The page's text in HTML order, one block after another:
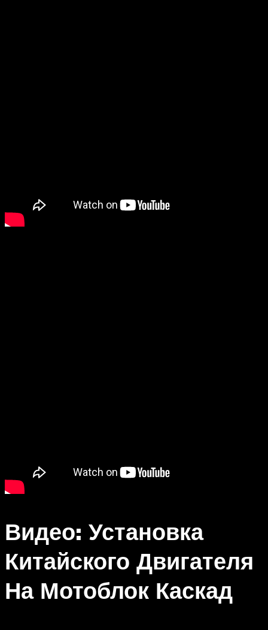
Видео: Установка
Китайского Двигателя
На Мотоблок Каскад